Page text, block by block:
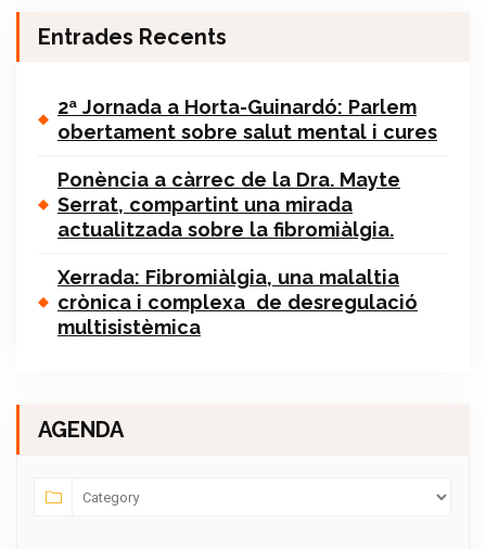
Entrades Recents
2ª Jornada a Horta-Guinardó: Parlem
obertament sobre salut mental i cures
Ponència a càrrec de la Dra. Mayte
Serrat, compartint una mirada
actualitzada sobre la fibromiàlgia.
Xerrada: Fibromiàlgia, una malaltia
crònica i complexa de desregulació
multisistèmica
AGENDA